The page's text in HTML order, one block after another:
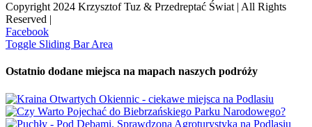
Copyright 2024 Krzysztof Tuz & Przedreptać Świat | All Rights
Reserved |
Facebook
Toggle Sliding Bar Area
Ostatnio dodane miejsca na mapach naszych podróży